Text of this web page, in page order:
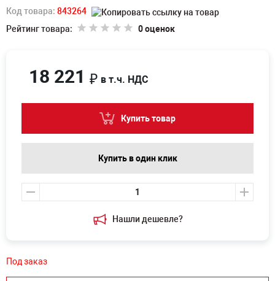
Код товара: 843264
Рейтинг товара:
0 оценок
Нашли дешевле?
18 221 ₽ в т.ч. НДС
Купить товар
Купить в один клик
Под заказ